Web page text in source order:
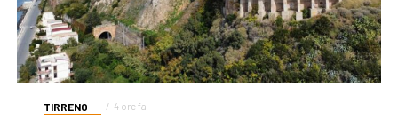
TIRRENO 4 ore fa